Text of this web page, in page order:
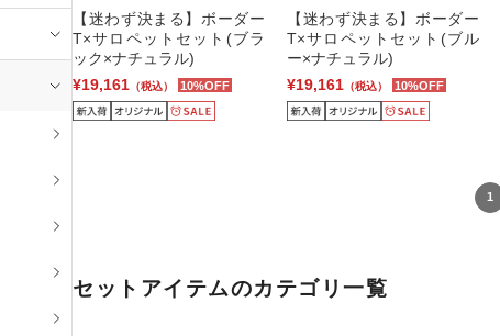
【迷わず決まる】ボーダー
T×サロペットセット(ブラ
ック×ナチュラル)
¥19,161 （税込） 10%OFF
【迷わず決まる】ボーダー
T×サロペットセット(ブル
ー×ナチュラル)
¥19,161 （税込） 10%OFF
1
セットアイテムのカテゴリ一覧